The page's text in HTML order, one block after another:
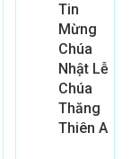
Tin
Mừng
Chúa
Nhật Lễ
Chúa
Thăng
Thiên A